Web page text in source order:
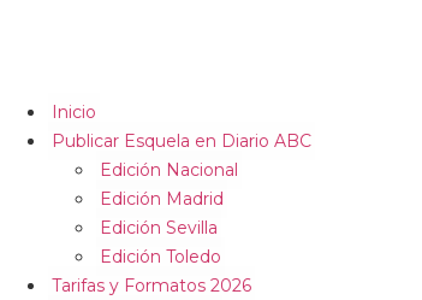
Inicio
Publicar Esquela en Diario ABC
Edición Nacional
Edición Madrid
Edición Sevilla
Edición Toledo
Tarifas y Formatos 2026